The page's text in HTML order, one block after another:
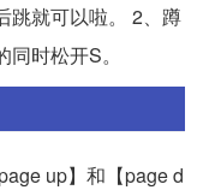
跳就可以啦。 2、蹲
时松开S。
up】和【page d